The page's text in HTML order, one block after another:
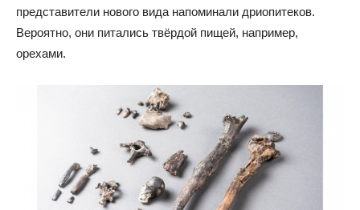
представители нового вида напоминали дриопитеков.
Вероятно, они питались твёрдой пищей, например,
орехами.